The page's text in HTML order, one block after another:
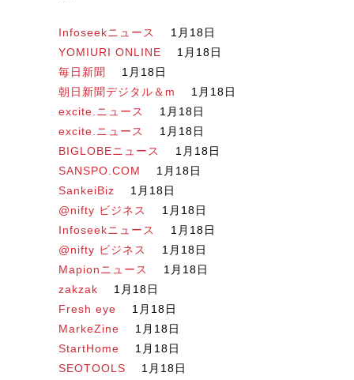
Infoseekニュース
1月18日
YOMIURI ONLINE
1月18日
毎日新聞
1月18日
朝日新聞デジタル＆m
1月18日
excite.ニュース
1月18日
excite.ニュース
1月18日
BIGLOBEニュース
1月18日
SANSPO.COM
1月18日
SankeiBiz
1月18日
@nifty ビジネス
1月18日
Infoseekニュース
1月18日
@nifty ビジネス
1月18日
Mapionニュース
1月18日
zakzak
1月18日
Fresh eye
1月18日
MarkeZine
1月18日
StartHome
1月18日
SEOTOOLS
1月18日